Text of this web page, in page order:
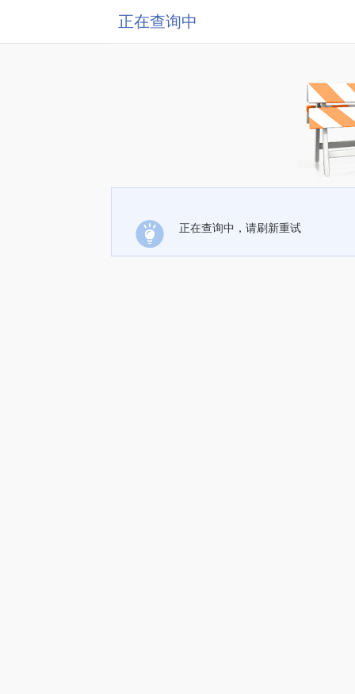
正在查询中
正在查询中，请刷新重试